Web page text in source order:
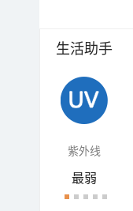
生活助手
紫外线
最弱